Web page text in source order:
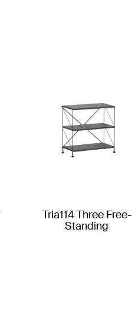
Tria114 Three Free-
Standing